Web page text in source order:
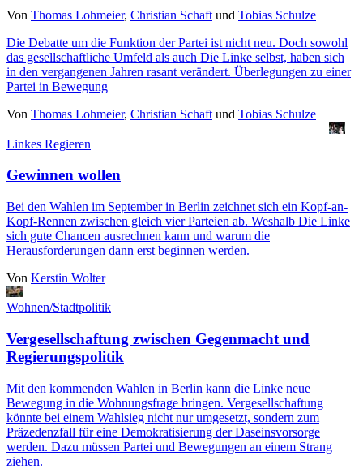
Von Thomas Lohmeier, Christian Schaft und Tobias Schulze
Die Debatte um die Funktion der Partei ist nicht neu. Doch sowohl
das gesellschaftliche Umfeld als auch Die Linke selbst, haben sich
in den vergangenen Jahren rasant verändert. Überlegungen zu einer
Partei in Bewegung
Von Thomas Lohmeier, Christian Schaft und Tobias Schulze
Linkes Regieren
Gewinnen wollen
Bei den Wahlen im September in Berlin zeichnet sich ein Kopf-an-
Kopf-Rennen zwischen gleich vier Parteien ab. Weshalb Die Linke
sich gute Chancen ausrechnen kann und warum die
Herausforderungen dann erst beginnen werden.
Von Kerstin Wolter
Wohnen/Stadtpolitik
Vergesellschaftung zwischen Gegenmacht und
Regierungspolitik
Mit den kommenden Wahlen in Berlin kann die Linke neue
Bewegung in die Wohnungsfrage bringen. Vergesellschaftung
könnte bei einem Wahlsieg nicht nur umgesetzt, sondern zum
Präzedenzfall für eine Demokratisierung der Daseinsvorsorge
werden. Dazu müssen Partei und Bewegungen an einem Strang
ziehen.